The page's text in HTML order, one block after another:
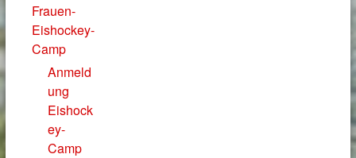
Frauen-
Eishockey-
Camp
Anmeld
ung
Eishock
ey-
Camp